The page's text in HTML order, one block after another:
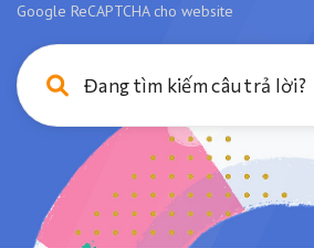
Google ReCAPTCHA cho website